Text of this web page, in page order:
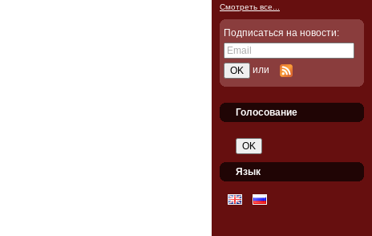
Смотреть все...
Подписаться на новости:
или
Голосование
Язык